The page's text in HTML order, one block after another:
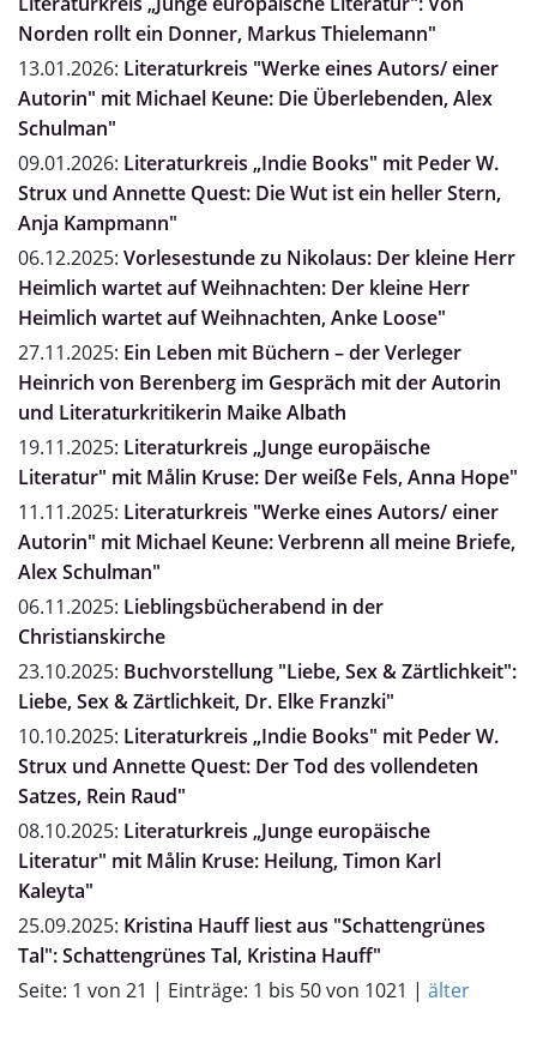
Norden rollt ein Donner, Markus Thielemann"
13.01.2026: Literaturkreis "Werke eines Autors/ einer
Autorin" mit Michael Keune: Die Überlebenden, Alex
Schulman"
09.01.2026: Literaturkreis „Indie Books" mit Peder W.
Strux und Annette Quest: Die Wut ist ein heller Stern,
Anja Kampmann"
06.12.2025: Vorlesestunde zu Nikolaus: Der kleine Herr
Heimlich wartet auf Weihnachten: Der kleine Herr
Heimlich wartet auf Weihnachten, Anke Loose"
27.11.2025: Ein Leben mit Büchern – der Verleger
Heinrich von Berenberg im Gespräch mit der Autorin
und Literaturkritikerin Maike Albath
19.11.2025: Literaturkreis „Junge europäische
Literatur" mit Målin Kruse: Der weiße Fels, Anna Hope"
11.11.2025: Literaturkreis "Werke eines Autors/ einer
Autorin" mit Michael Keune: Verbrenn all meine Briefe,
Alex Schulman"
06.11.2025: Lieblingsbücherabend in der
Christianskirche
23.10.2025: Buchvorstellung "Liebe, Sex & Zärtlichkeit":
Liebe, Sex & Zärtlichkeit, Dr. Elke Franzki"
10.10.2025: Literaturkreis „Indie Books" mit Peder W.
Strux und Annette Quest: Der Tod des vollendeten
Satzes, Rein Raud"
08.10.2025: Literaturkreis „Junge europäische
Literatur" mit Målin Kruse: Heilung, Timon Karl
Kaleyta"
25.09.2025: Kristina Hauff liest aus "Schattengrünes
Tal": Schattengrünes Tal, Kristina Hauff"
Seite: 1 von 21 | Einträge: 1 bis 50 von 1021 | älter